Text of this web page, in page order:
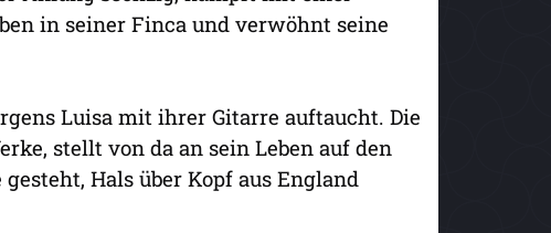
in seiner Finca und verwöhnt seine
Luisa mit ihrer Gitarre auftaucht. Die
stellt von da an sein Leben auf den
Hals über Kopf aus England